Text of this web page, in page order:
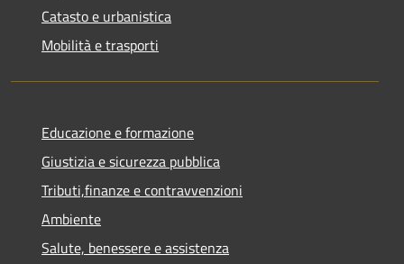
Catasto e urbanistica
Mobilità e trasporti
Educazione e formazione
Giustizia e sicurezza pubblica
Tributi,finanze e contravvenzioni
Ambiente
Salute, benessere e assistenza